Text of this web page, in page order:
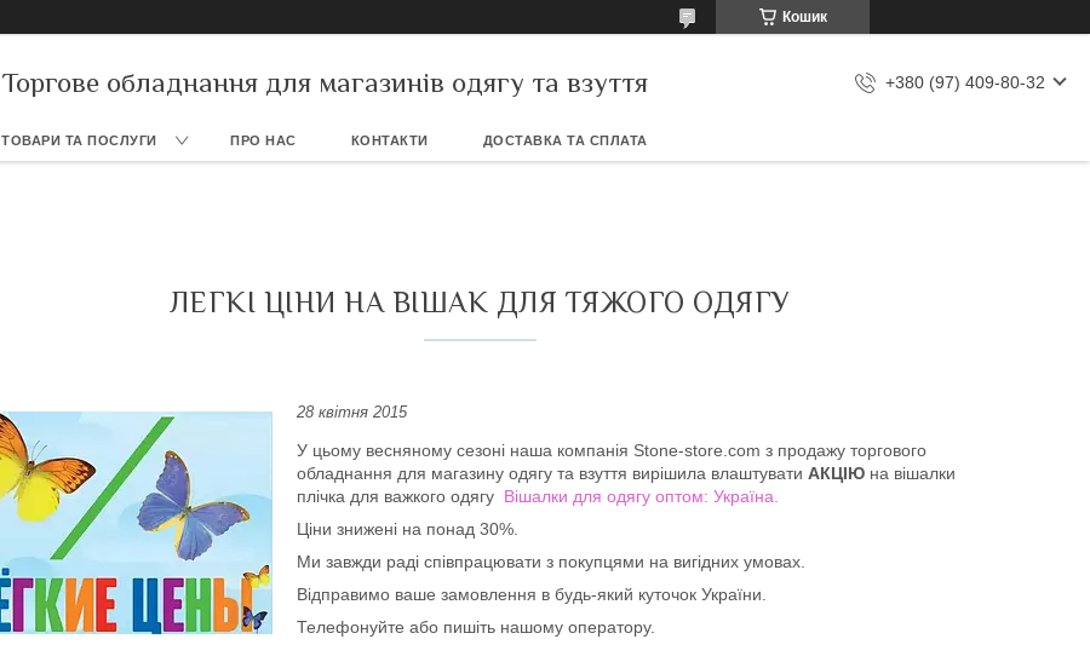
Кошик
Торгове обладнання для магазинів одягу та взуття +380 (97) 409-80-32
ТОВАРИ ТА ПОСЛУГИ ПРО НАС КОНТАКТИ ДОСТАВКА ТА СПЛАТА
ЛЕГКІ ЦІНИ НА ВІШАК ДЛЯ ТЯЖОГО ОДЯГУ
28 квітня 2015
У цьому весняному сезоні наша компанія Stone-store.com з продажу торгового
обладнання для магазину одягу та взуття вирішила влаштувати АКЦІЮна вішалки
плічка для важкого одягу Вішалки для одягу оптом: Україна
Ціни знижені на понад 30%.
Ми завжди раді співпрацювати з покупцями на вигідних умовах.
Відправимо ваше замовлення в будь-який куточок України.
Телефонуйте або пишіть нашому оператору.